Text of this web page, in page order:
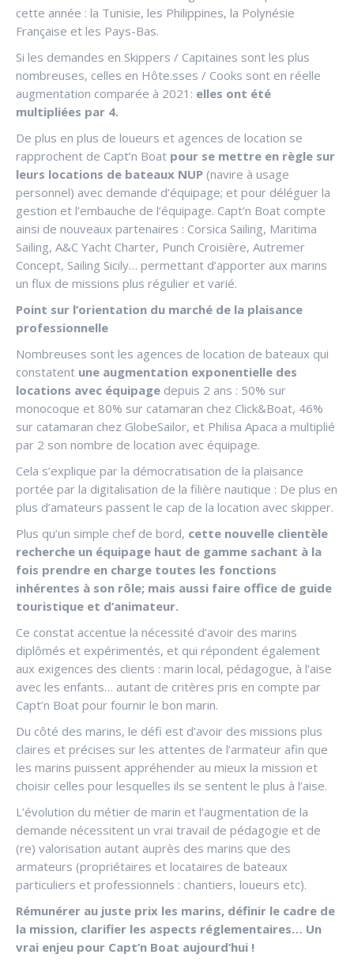
cette année : la Tunisie, les Philippines, la Polynésie
Française et les Pays-Bas.
Si les demandes en Skippers / Capitaines sont les plus
nombreuses, celles en Hôte.sses / Cooks sont en réelle
augmentation comparée à 2021: elles ont été
multipliées par 4.
De plus en plus de loueurs et agences de location se
rapprochent de Capt’n Boat pour se mettre en règle sur
leurs locations de bateaux NUP (navire à usage
personnel) avec demande d’équipage; et pour déléguer la
gestion et l’embauche de l’équipage. Capt’n Boat compte
ainsi de nouveaux partenaires : Corsica Sailing, Maritima
Sailing, A&C Yacht Charter, Punch Croisière, Autremer
Concept, Sailing Sicily… permettant d’apporter aux marins
un flux de missions plus régulier et varié.
Point sur l’orientation du marché de la plaisance
professionnelle
Nombreuses sont les agences de location de bateaux qui
constatent une augmentation exponentielle des
locations avec équipage depuis 2 ans : 50% sur
monocoque et 80% sur catamaran chez Click&Boat, 46%
sur catamaran chez GlobeSailor, et Philisa Apaca a multiplié
par 2 son nombre de location avec équipage.
Cela s’explique par la démocratisation de la plaisance
portée par la digitalisation de la filière nautique : De plus en
plus d’amateurs passent le cap de la location avec skipper.
Plus qu’un simple chef de bord, cette nouvelle clientèle
recherche un équipage haut de gamme sachant à la
fois prendre en charge toutes les fonctions
inhérentes à son rôle; mais aussi faire office de guide
touristique et d’animateur.
Ce constat accentue la nécessité d’avoir des marins
diplômés et expérimentés, et qui répondent également
aux exigences des clients : marin local, pédagogue, à l’aise
avec les enfants… autant de critères pris en compte par
Capt’n Boat pour fournir le bon marin.
Du côté des marins, le défi est d’avoir des missions plus
claires et précises sur les attentes de l’armateur afin que
les marins puissent appréhender au mieux la mission et
choisir celles pour lesquelles ils se sentent le plus à l’aise.
L’évolution du métier de marin et l’augmentation de la
demande nécessitent un vrai travail de pédagogie et de
(re) valorisation autant auprès des marins que des
armateurs (propriétaires et locataires de bateaux
particuliers et professionnels : chantiers, loueurs etc).
Rémunérer au juste prix les marins, définir le cadre de
la mission, clarifier les aspects réglementaires… Un
vrai enjeu pour Capt’n Boat aujourd’hui !